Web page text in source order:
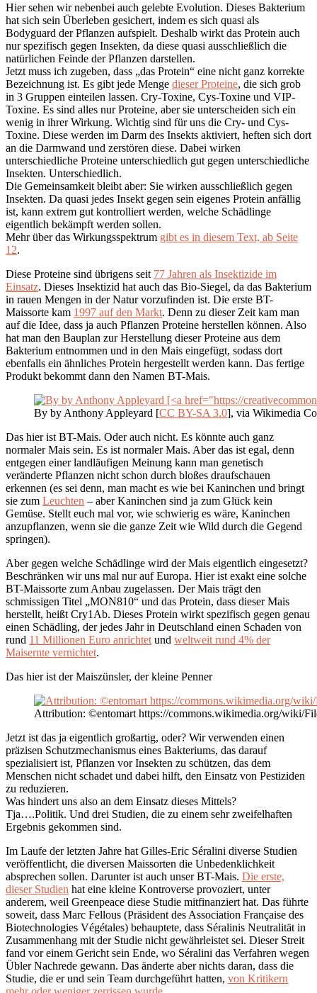
Hier sehen wir nebenbei auch gelebte Evolution. Dieses Bakterium
hat sich sein Überleben gesichert, indem es sich quasi als
Bodyguard der Pflanzen aufspielt. Deshalb wirkt das Protein auch
nur spezifisch gegen Insekten, da diese quasi ausschließlich die
natürlichen Feinde der Pflanzen darstellen.
Jetzt muss ich zugeben, dass „das Protein“ eine nicht ganz korrekte
Bezeichnung ist. Es gibt jede Menge dieser Proteine, die sich grob
in 3 Gruppen einteilen lassen. Cry-Toxine, Cys-Toxine und VIP-
Toxine. Es sind alles nur Proteine, aber sie unterscheiden sich ein
wenig in ihrer Wirkung. Wichtig sind für uns die Cry- und Cys-
Toxine. Diese werden im Darm des Insekts aktiviert, heften sich dort
an die Darmwand und zerstören diese. Dabei wirken
unterschiedliche Proteine unterschiedlich gut gegen unterschiedliche
Insekten. Unterschiedlich.
Die Gemeinsamkeit bleibt aber: Sie wirken ausschließlich gegen
Insekten. Da quasi jedes Insekt gegen sein eigenes Protein anfällig
ist, kann extrem gut kontrolliert werden, welche Schädlinge
eigentlich bekämpft werden sollen.
Mehr über das Wirkungsspektrum gibt es in diesem Text, ab Seite
12.
Diese Proteine sind übrigens seit 77 Jahren als Insektizide im
Einsatz. Dieses Insektizid hat auch das Bio-Siegel, da das Bakterium
in rauen Mengen in der Natur vorzufinden ist. Die erste BT-
Maissorte kam 1997 auf den Markt. Denn zu dieser Zeit kam man
auf die Idee, dass ja auch Pflanzen Proteine herstellen können. Also
hat man den Bauplan zur Herstellung dieser Proteine aus dem
Bakterium entnommen und in den Mais eingefügt, sodass dort
ebenfalls ein ähnliches Protein hergestellt werden kann. Das fertige
Produkt bekommt dann den Namen BT-Mais.
By by Anthony Appleyard [CC BY-SA 3.0], via Wikimedia
Das hier ist BT-Mais. Oder auch nicht. Es könnte auch ganz
normaler Mais sein. Es ist normaler Mais. Aber das ist egal, denn
entgegen einer landläufigen Meinung kann man genetisch
veränderte Pflanzen nicht schon durch bloßes draufschauen
erkennen (es sei denn, man macht es wie bei Kaninchen und bringt
sie zum Leuchten – aber Kaninchen sind ja zum Glück kein
Gemüse. Stellt euch mal vor, wie schwierig es wäre, Kaninchen
anzupflanzen, wenn sie die ganze Zeit wie Wild durch die Gegend
springen).
Aber gegen welche Schädlinge wird der Mais eigentlich eingesetzt?
Beschränken wir uns mal nur auf Europa. Hier ist exakt eine solche
BT-Maissorte zum Anbau zugelassen. Der Mais trägt den
schmissigen Titel „MON810“ und das Protein, dass dieser Mais
herstellt, heißt Cry1Ab. Dieses Protein wirkt spezifisch gegen genau
einen Schädling, der jedes Jahr in Deutschland einen Schaden von
rund 11 Millionen Euro anrichtet und weltweit rund 4% der
Maisernte vernichtet.
Das hier ist der Maiszünsler, der kleine Penner
Attribution: ©entomart https://commons.wikimedia.org/wiki/
Jetzt ist das ja eigentlich großartig, oder? Wir verwenden einen
präzisen Schutzmechanismus eines Bakteriums, das darauf
spezialisiert ist, Pflanzen vor Insekten zu schützen, das dem
Menschen nicht schadet und dabei hilft, den Einsatz von Pestiziden
zu reduzieren.
Was hindert uns also an dem Einsatz dieses Mittels?
Tja….Politik. Und drei Studien, die zu einem sehr zweifelhaften
Ergebnis gekommen sind.
Im Laufe der letzten Jahre hat Gilles-Eric Séralini diverse Studien
veröffentlicht, die diversen Maissorten die Unbedenklichkeit
absprechen sollen. Darunter ist auch unser BT-Mais. Die erste,
dieser Studien hat eine kleine Kontroverse provoziert, unter
anderem, weil Greenpeace diese Studie mitfinanziert hat. Das führte
soweit, dass Marc Fellous (Präsident des Association Française des
Biotechnologies Végétales) behauptete, dass Séralinis Neutralität in
Zusammenhang mit der Studie nicht gewährleistet sei. Dieser Streit
fand vor einem Gericht sein Ende, wo Séralini das Verfahren wegen
Übler Nachrede gewann. Das änderte aber nichts daran, dass die
Studie, die er und sein Team durchgeführt hatten, von Kritikern